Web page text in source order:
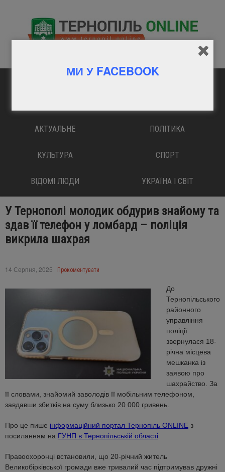
АКТУАЛЬНЕ ПОЛІТИКА
КУЛЬТУРА СПОРТ
ВІДОМІ ЛЮДИ УКРАЇНА І СВІТ
У Тернополі молодик обдурив знайому та
здав її телефон у ломбард – поліція
викрила шахрая
14 Серпня, 2025 Прокоментувати
До
Тернопільського
районного
управління
поліції
звернулася 18-
річна місцева
мешканка із
заявою про
шахрайство. За
її словами, знайомий заволодів її мобільним телефоном,
завдавши збитків на суму близько 20 000 гривень.
Про це пише інформаційний портал Тернопіль ONLINE з
посиланням на ГУНП в Тернопільській області
Правоохоронці встановили, що 20-річний житель
Великобірківської громади вже тривалий час підтримував дружні
МИ У FACEBOOK